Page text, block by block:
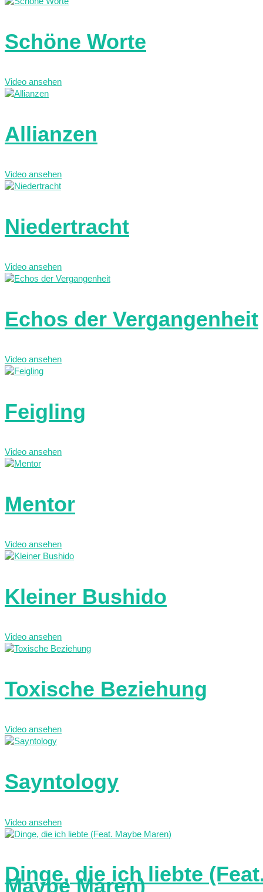
Schöne Worte
Video ansehen
Allianzen
Video ansehen
Niedertracht
Video ansehen
Echos der Vergangenheit
Video ansehen
Feigling
Video ansehen
Mentor
Video ansehen
Kleiner Bushido
Video ansehen
Toxische Beziehung
Video ansehen
Sayntology
Video ansehen
Dinge, die ich liebte
Maybe Maren)